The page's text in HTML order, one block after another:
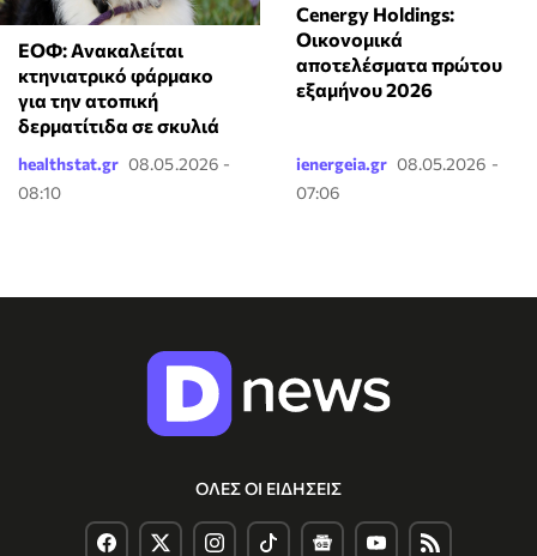
ΕΟΦ: Ανακαλείται
κτηνιατρικό φάρμακο
για την ατοπική
δερματίτιδα σε σκυλιά
healthstat.gr 08.05.2026 -
08:10
Cenergy Holdings:
Οικονομικά
αποτελέσματα πρώτου
εξαμήνου 2026
ienergeia.gr 08.05.2026 -
07:06
ΟΛΕΣ ΟΙ ΕΙΔΗΣΕΙΣ